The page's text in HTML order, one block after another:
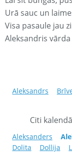
Urā sauc un
Visa pasaule jau
Aleksandris
Aleksandrs
Citi
Aleksanders
Dolita
Dollija